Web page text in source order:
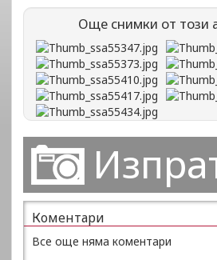
Още снимки от този
Коментари
Все още няма коментари